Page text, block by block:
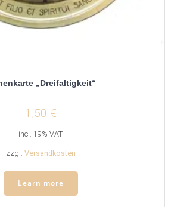
„Dreifaltigkeit“
1,50 €
incl. 19% VAT
zzgl. Versandkosten
Learn more